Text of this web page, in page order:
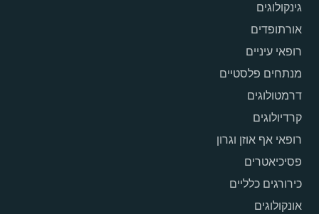
גינקולוגים
אורתופדים
רופאי עיניים
מנתחים פלסטיים
דרמטולוגים
קרדיולוגים
רופאי אף אוזן וגרון
פסיכיאטרים
כירורגים כלליים
אונקולוגים